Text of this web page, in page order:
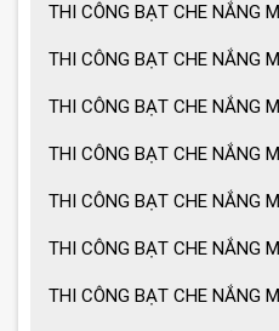
Cách chọn ô
THI CÔNG BẠT CHE NẮNG
THI CÔNG BẠT CHE NẮNG
THI CÔNG BẠT CHE NẮNG
THI CÔNG BẠT CHE NẮNG
THI CÔNG BẠT CHE NẮNG
THI CÔNG BẠT CHE NẮNG
THI CÔNG BẠT CHE NẮNG